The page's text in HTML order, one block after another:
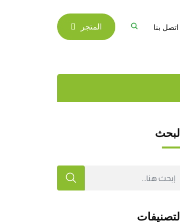
اتصل بنا المتجر
البحث
التصنيفات